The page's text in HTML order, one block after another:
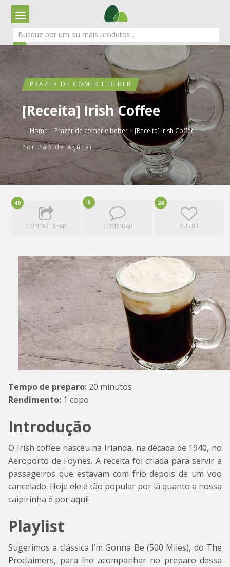
PRAZER DE COMER E BEBER
[Receita] Irish Coffee
Home Prazer de comer e beber › [Receita] Irish Coffee
PorPão de Açúcar
46
COMPARTILHAR
0
COMENTAR
24
CURTIR
Tempo de preparo: 20 minutos
Rendimento: 1 copo
Introdução
O Irish coffee nasceu na Irlanda, na década de 1940, no
Aeroporto de Foynes. A receita foi criada para servir a
passageiros que estavam com frio depois de um voo
cancelado. Hoje ele é tão popular por lá quanto a nossa
caipirinha é por aqui!
Playlist
Sugerimos a clássica I’m Gonna Be (500 Miles), do The
Proclaimers, para lhe acompanhar no preparo dessa